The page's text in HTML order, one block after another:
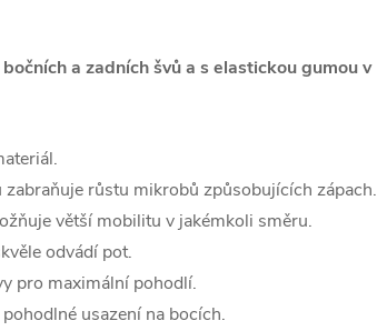
a zadních švů a s elastickou gumou v
růstu mikrobů způsobujících zápach.
větší mobilitu v jakémkoli směru.
odvádí pot.
pro maximální pohodlí.
usazení na bocích.